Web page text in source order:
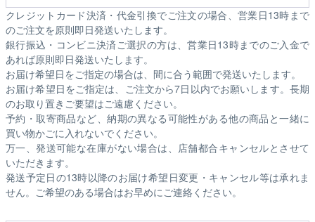
クレジットカード決済・代金引換でご注文の場合、営業日13時まで
のご注文を原則即日発送いたします。
銀行振込・コンビニ決済ご選択の方は、営業日13時までのご入金で
あれば原則即日発送いたします。
お届け希望日をご指定の場合は、間に合う範囲で発送いたします。
お届け希望日をご指定は、ご注文から7日以内でお願いします。長期
のお取り置きご要望はご遠慮ください。
予約・取寄商品など、納期の異なる可能性がある他の商品と一緒に
買い物かごに入れないでください。
万一、発送可能な在庫がない場合は、店舗都合キャンセルとさせて
いただきます。
発送予定日の13時以降のお届け希望日変更・キャンセル等は承れま
せん。ご希望のある場合はお早めにご連絡ください。